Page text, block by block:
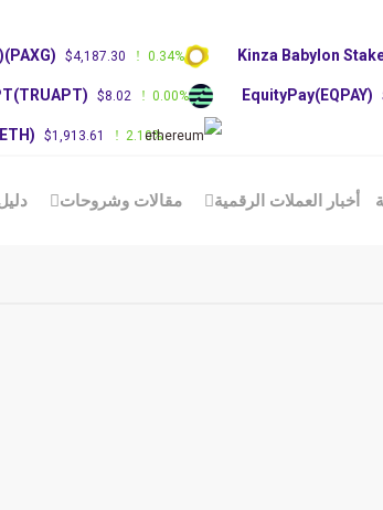
أخبار العملات الرقمية مقالات وشروحات دليل
$4,187.30 0.34% Kinza Babylon
$8.02 0.00%
$1,913.61 2.10%